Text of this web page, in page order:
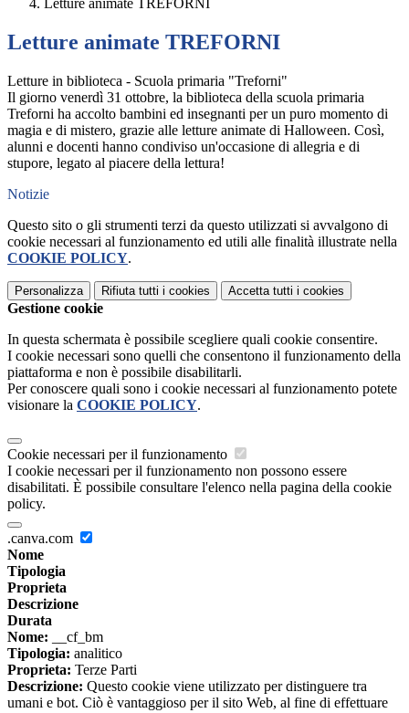
Letture animate TREFORNI
Letture animate TREFORNI
Letture in biblioteca - Scuola primaria "Treforni"
Il giorno venerdì 31 ottobre, la biblioteca della scuola primaria
Treforni ha accolto bambini ed insegnanti per un puro momento di
magia e di mistero, grazie alle letture animate di Halloween. Così,
alunni e docenti hanno condiviso un'occasione di allegria e di
stupore, legato al piacere della lettura!
Notizie
Questo sito o gli strumenti terzi da questo utilizzati si avvalgono di
cookie necessari al funzionamento ed utili alle finalità illustrate nella
COOKIE POLICY.
Personalizza Rifiuta tutti i cookies Accetta tutti i cookies
Gestione cookie
In questa schermata è possibile scegliere quali cookie consentire.
I cookie necessari sono quelli che consentono il funzionamento della
piattaforma e non è possibile disabilitarli.
Per conoscere quali sono i cookie necessari al funzionamento potete
visionare la COOKIE POLICY.
Cookie necessari per il funzionamento
I cookie necessari per il funzionamento non possono essere
disabilitati. È possibile consultare l'elenco nella pagina della cookie
policy.
.canva.com
Nome
Tipologia
Proprieta
Descrizione
Durata
Nome: __cf_bm
Tipologia: analitico
Proprieta: Terze Parti
Descrizione: Questo cookie viene utilizzato per distinguere tra
umani e bot. Ciò è vantaggioso per il sito Web, al fine di effettuare